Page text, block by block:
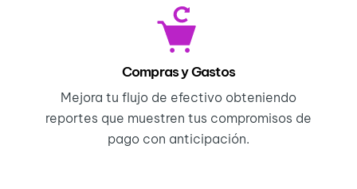
Compras y Gastos
Mejora tu flujo de efectivo obteniendo
reportes que muestren tus compromisos de
pago con anticipación.